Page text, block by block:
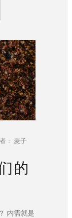
： 麦子
的
内需就是